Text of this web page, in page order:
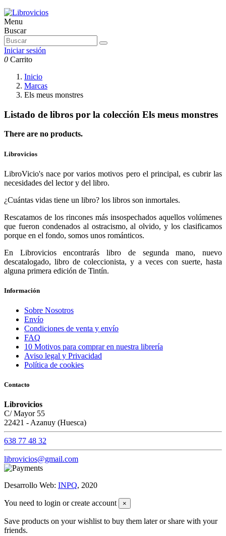
Menu
Buscar
Iniciar sesión
0 Carrito
Inicio
Marcas
Els meus monstres
Listado de libros por la colección Els meus monstres
There are no products.
Librovicios
LibroVicio's nace por varios motivos pero el principal, es cubrir las
necesidades del lector y del libro.
¿Cuántas vidas tiene un libro? los libros son inmortales.
Rescatamos de los rincones más insospechados aquellos volúmenes
que fueron condenados al ostracismo, al olvido, y los clasificamos
porque en el fondo, somos unos románticos.
En Librovicios encontrarás libro de segunda mano, nuevo
descatalogado, libro de coleccionista, y a veces con suerte, hasta
alguna primera edición de Tintín.
Información
Sobre Nosotros
Envío
Condiciones de venta y envío
FAQ
10 Motivos para comprar en nuestra librería
Aviso legal y Privacidad
Política de cookies
Contacto
Librovicios
C/ Mayor 55
22421 - Azanuy (Huesca)
638 77 48 32
librovicios@gmail.com
Desarrollo Web: INPQ, 2020
You need to login or create account ×
Save products on your wishlist to buy them later or share with your
friends.